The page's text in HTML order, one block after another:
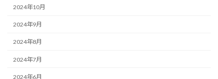
2024年10月
2024年9月
2024年8月
2024年7月
2024年6月